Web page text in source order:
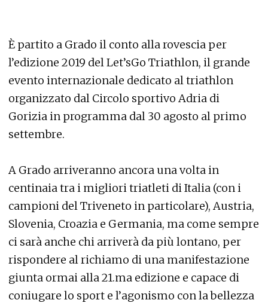
È partito a Grado il conto alla rovescia per
l’edizione 2019 del Let’sGo Triathlon, il grande
evento internazionale dedicato al triathlon
organizzato dal Circolo sportivo Adria di
Gorizia in programma dal 30 agosto al primo
settembre.
A Grado arriveranno ancora una volta in
centinaia tra i migliori triatleti di Italia (con i
campioni del Triveneto in particolare), Austria,
Slovenia, Croazia e Germania, ma come sempre
ci sarà anche chi arriverà da più lontano, per
rispondere al richiamo di una manifestazione
giunta ormai alla 21.ma edizione e capace di
coniugare lo sport e l’agonismo con la bellezza